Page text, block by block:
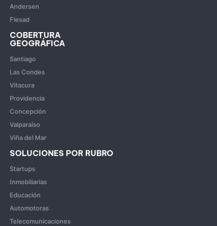
Andersen
Flesad
COBERTURA
GEOGRÁFICA
Santiago
Las Condes
Vitacura
Providencia
Concepción
Valparaíso
Viña del Mar
SOLUCIONES POR RUBRO
Startups
Inmobiliarias
Educación
Automotoras
Telecomunicaciones